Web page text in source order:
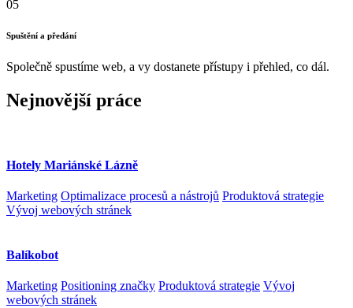
05
Spuštění a předání
Společně spustíme web, a vy dostanete přístupy i přehled, co dál.
Nejnovější práce
Hotely Mariánské Lázně
Marketing Optimalizace procesů a nástrojů Produktová strategie
Vývoj webových stránek
Balíkobot
Marketing Positioning značky Produktová strategie Vývoj
webových stránek